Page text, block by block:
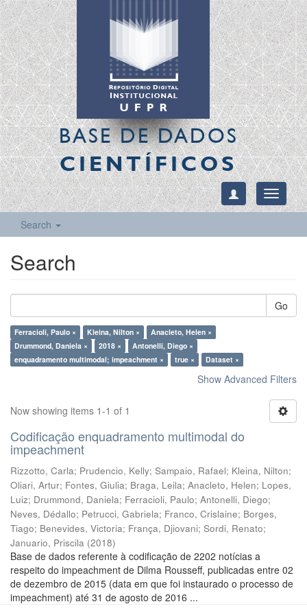
BASE DE DADOS
CIENTÍFICOS
Toggle
Search
Search
Go
Ferracioli, Paulo × Kleina, Nilton ×
Anacleto, Helen ×
Drummond, Daniela ×
2018 ×
Antonelli, Diego ×
enquadramento multimodal; impeachment ×
true × Dataset ×
Show Advanced Filters
Now showing items 1-1 of 1
Codificação enquadramento multimodal do
impeachment
Rizzotto, Carla; Prudencio, Kelly; Sampaio, Rafael; Kleina, Nilton;
Oliari, Artur; Fontes, Giulia; Braga, Leila; Anacleto, Helen; Lopes,
Luiz; Drummond, Daniela; Ferracioli, Paulo; Antonelli, Diego;
Neves, Dédallo; Petrucci, Gabriela; Franco, Crislaine; Borges,
Tiago; Benevides, Victoria; França, Djiovani; Sordi, Renato;
Januario, Priscila (2018)
Base de dados referente à codificação de 2202 notícias a
respeito do impeachment de Dilma Rousseff, publicadas entre 02
de dezembro de 2015 (data em que foi instaurado o processo de
impeachment) até 31 de agosto de 2016 ...